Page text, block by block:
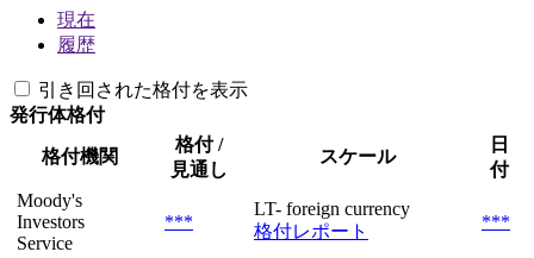
現在
履歴
引き回された格付を表示
発行体格付
格付機関
格付 /
見通し
スケール
日
付
Moody's
Investors
Service
***
LT- foreign currency
格付レポート
***